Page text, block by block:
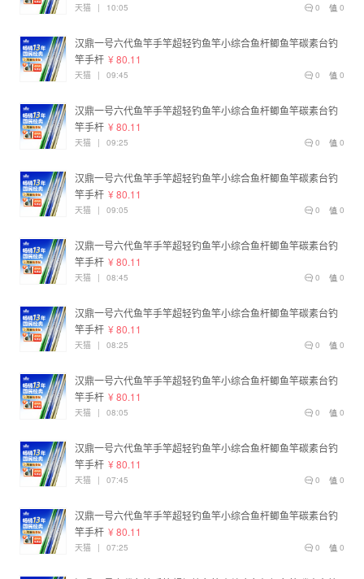
0
0
天猫 | 10:05
汉鼎一号六代鱼竿手竿超轻钓鱼竿小综合鱼杆鲫鱼竿碳素台钓
竿手杆 ¥ 80.11
0
0
天猫 | 09:45
汉鼎一号六代鱼竿手竿超轻钓鱼竿小综合鱼杆鲫鱼竿碳素台钓
竿手杆 ¥ 80.11
0
0
天猫 | 09:25
汉鼎一号六代鱼竿手竿超轻钓鱼竿小综合鱼杆鲫鱼竿碳素台钓
竿手杆 ¥ 80.11
0
0
天猫 | 09:05
汉鼎一号六代鱼竿手竿超轻钓鱼竿小综合鱼杆鲫鱼竿碳素台钓
竿手杆 ¥ 80.11
0
0
天猫 | 08:45
汉鼎一号六代鱼竿手竿超轻钓鱼竿小综合鱼杆鲫鱼竿碳素台钓
竿手杆 ¥ 80.11
0
0
天猫 | 08:25
汉鼎一号六代鱼竿手竿超轻钓鱼竿小综合鱼杆鲫鱼竿碳素台钓
竿手杆 ¥ 80.11
0
0
天猫 | 08:05
汉鼎一号六代鱼竿手竿超轻钓鱼竿小综合鱼杆鲫鱼竿碳素台钓
竿手杆 ¥ 80.11
0
0
天猫 | 07:45
汉鼎一号六代鱼竿手竿超轻钓鱼竿小综合鱼杆鲫鱼竿碳素台钓
竿手杆 ¥ 80.11
0
0
天猫 | 07:25